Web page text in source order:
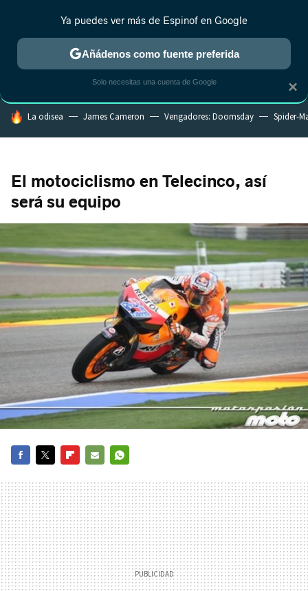
MENÚ NUEVO
ESTRENOS REALITY ANIME RANKINGS CINE
HOY SE HABLA DE
La odisea James Cameron Vengadores: Doomsday Spider-
El motociclismo en Telecinco, así
será su equipo
MAIL
×
Ya puedes ver más de Espinof en Google
Añádenos como fuente preferida
Solo necesitas una cuenta de Google